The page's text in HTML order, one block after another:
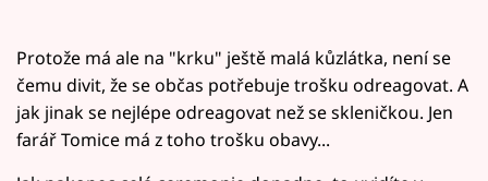
Protože má ale na "krku" ještě malá kůzlátka, není se
čemu divit, že se občas potřebuje trošku odreagovat. A
jak jinak se nejlépe odreagovat než se skleničkou. Jen
farář Tomice má z toho trošku obavy...